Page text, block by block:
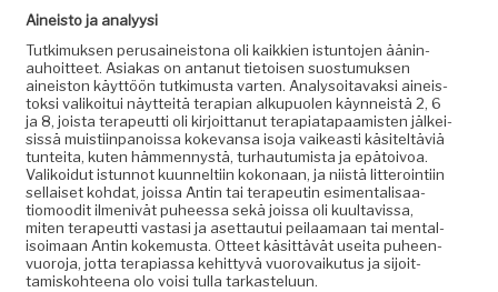
Aineis­to ja analyysi
Tutkimuk­sen peru­saineis­tona oli kaikkien istun­to­jen ään­in­
auhoit­teet. Asi­akas on antanut tietoisen suos­tu­muk­sen
aineis­ton käyt­töön tutkimus­ta varten. Analysoitavak­si aineis­
tok­si valikoi­tui näyt­teitä ter­api­an alkupuolen käyn­neistä 2, 6
ja 8, joista ter­apeut­ti oli kir­joit­tanut ter­api­at­a­paamis­ten jälkei­
sis­sä muis­ti­in­panois­sa koke­vansa iso­ja vaikeasti käsiteltäviä
tun­tei­ta, kuten häm­men­nys­tä, turhau­tu­mista ja epä­toivoa.
Valikoidut istun­not kuun­nelti­in kokon­aan, ja niistä lit­teroin­ti­in
sel­l­aiset koh­dat, jois­sa Antin tai ter­apeutin esi­men­tal­isaa­
tiomood­it ilmenivät puheessa sekä jois­sa oli kuul­tavis­sa,
miten ter­apeut­ti vas­tasi ja aset­tau­tui peilaa­maan tai men­tal­
isoimaan Antin koke­mus­ta. Otteet käsit­tävät usei­ta puheen­
vuoro­ja, jot­ta ter­api­as­sa kehit­tyvä vuorovaiku­tus ja sijoit­
tamisko­hteena olo voisi tul­la tarkasteluun.